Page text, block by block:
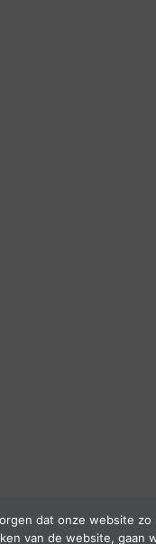
dat onze website zo
van de website, gaan